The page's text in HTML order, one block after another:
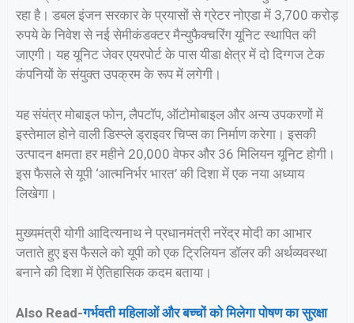
रहा है। डबल इंजन सरकार के प्रयासों से ग्रेटर नोएडा में 3,700 करोड़
रुपये के निवेश से नई सेमीकंडक्टर मैन्युफैक्चरिंग यूनिट स्थापित की
जाएगी। यह यूनिट जेवर एयरपोर्ट के पास यीडा क्षेत्र में दो दिग्गज टेक
कंपनियों के संयुक्त उपक्रम के रूप में लगेगी।
यह संयंत्र मोबाइल फोन, लैपटॉप, ऑटोमोबाइल और अन्य उपकरणों में
इस्तेमाल होने वाली डिस्प्ले ड्राइवर चिप्स का निर्माण करेगा। इसकी
उत्पादन क्षमता हर महीने 20,000 वेफर और 36 मिलियन यूनिट होगी।
इस फैसले से यूपी ‘आत्मनिर्भर भारत’ की दिशा में एक नया अध्याय
लिखेगा।
मुख्यमंत्री योगी आदित्यनाथ ने प्रधानमंत्री नरेंद्र मोदी का आभार
जताते हुए इस फैसले को यूपी को एक ट्रिलियन डॉलर की अर्थव्यवस्था
बनाने की दिशा में ऐतिहासिक कदम बताया।
Also Read-गर्भवती महिलाओं और बच्चों को मिलेगा पोषण का सुरक्षा